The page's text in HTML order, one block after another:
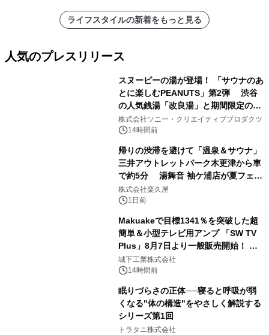
ライフスタイルの新着をもっと見る
人気のプレスリリース
スヌーピーの湯が登場！ 「サウナのあ
とに楽しむPEANUTS」第2弾 渋谷
の人気銭湯「改良湯」と期間限定のコ
ラボレーション サウナイキタイコラ
ボグッズも発売決定！
株式会社ソニー・クリエイティブプロダクツ
14時間前
帰りの渋滞を避けて「温泉＆サウナ」
三井アウトレットパーク木更津から車
で約5分 湯舞音 袖ケ浦店が夏フェア
メニューを提供
株式会社楽久屋
1日前
Makuakeで目標1341％を突破した超
簡単＆小型テレビ用アンプ 「SW TV
Plus」8月7日より一般販売開始！ ケ
ーブル1本つなぐだけ、テレビの音が
ぐっと豊かに
城下工業株式会社
14時間前
眠りづらさの正体──寝ると呼吸が弱
くなる"体の構造"をやさしく解説する
シリーズ第1回
トラタニ株式会社